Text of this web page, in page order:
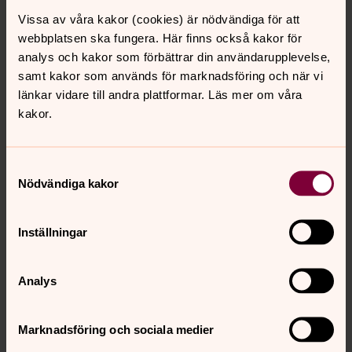
Vissa av våra kakor (cookies) är nödvändiga för att
webbplatsen ska fungera. Här finns också kakor för
analys och kakor som förbättrar din användarupplevelse,
samt kakor som används för marknadsföring och när vi
länkar vidare till andra plattformar. Läs mer om våra
kakor.
Nödvändiga kakor
Inställningar
Analys
Marknadsföring och sociala medier
Alla församlingar i Svenska kyrkan i Norrköping är
diplomerade som ”Kyrka för Fairtrade”. Församlingarna
handlar varor, så långt det är möjligt, som är
Fairtrademärkta, till exempel kaffe, te, socker, bananer
och choklad. Församlingarna medverkar också till att
sprida information om vad Fairtrade är.
Information från nationell nivå
Om Svenska kyrkans
utveckling
Ett redskap för dem som vill ställa om sin verksamhet så
att den bidrar till en utveckling som är ekologiskt, socialt
och ekonomiskt hållbar för alla människor.